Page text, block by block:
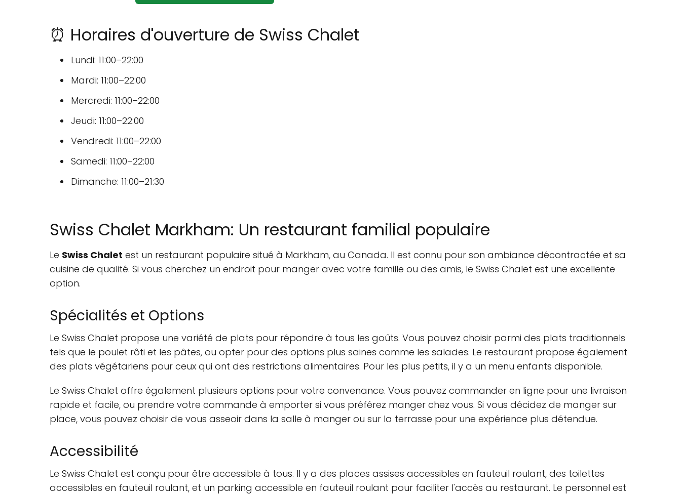
⏰ Horaires d'ouverture de Swiss Chalet
Lundi: 11:00–22:00
Mardi: 11:00–22:00
Mercredi: 11:00–22:00
Jeudi: 11:00–22:00
Vendredi: 11:00–22:00
Samedi: 11:00–22:00
Dimanche: 11:00–21:30
Swiss Chalet Markham: Un restaurant familial populaire
Le Swiss Chalet est un restaurant populaire situé à Markham, au Canada. Il est connu pour son ambiance décontractée et sa
cuisine de qualité. Si vous cherchez un endroit pour manger avec votre famille ou des amis, le Swiss Chalet est une excellente
option.
Spécialités et Options
Le Swiss Chalet propose une variété de plats pour répondre à tous les goûts. Vous pouvez choisir parmi des plats traditionnels
tels que le poulet rôti et les pâtes, ou opter pour des options plus saines comme les salades. Le restaurant propose également
des plats végétariens pour ceux qui ont des restrictions alimentaires. Pour les plus petits, il y a un menu enfants disponible.
Le Swiss Chalet offre également plusieurs options pour votre convenance. Vous pouvez commander en ligne pour une livraison
rapide et facile, ou prendre votre commande à emporter si vous préférez manger chez vous. Si vous décidez de manger sur
place, vous pouvez choisir de vous asseoir dans la salle à manger ou sur la terrasse pour une expérience plus détendue.
Accessibilité
Le Swiss Chalet est conçu pour être accessible à tous. Il y a des places assises accessibles en fauteuil roulant, des toilettes
accessibles en fauteuil roulant, et un parking accessible en fauteuil roulant pour faciliter l'accès au restaurant. Le personnel est